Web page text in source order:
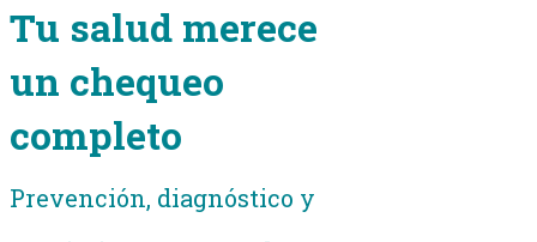
Tu salud merece
un chequeo
completo
Prevención, diagnóstico y